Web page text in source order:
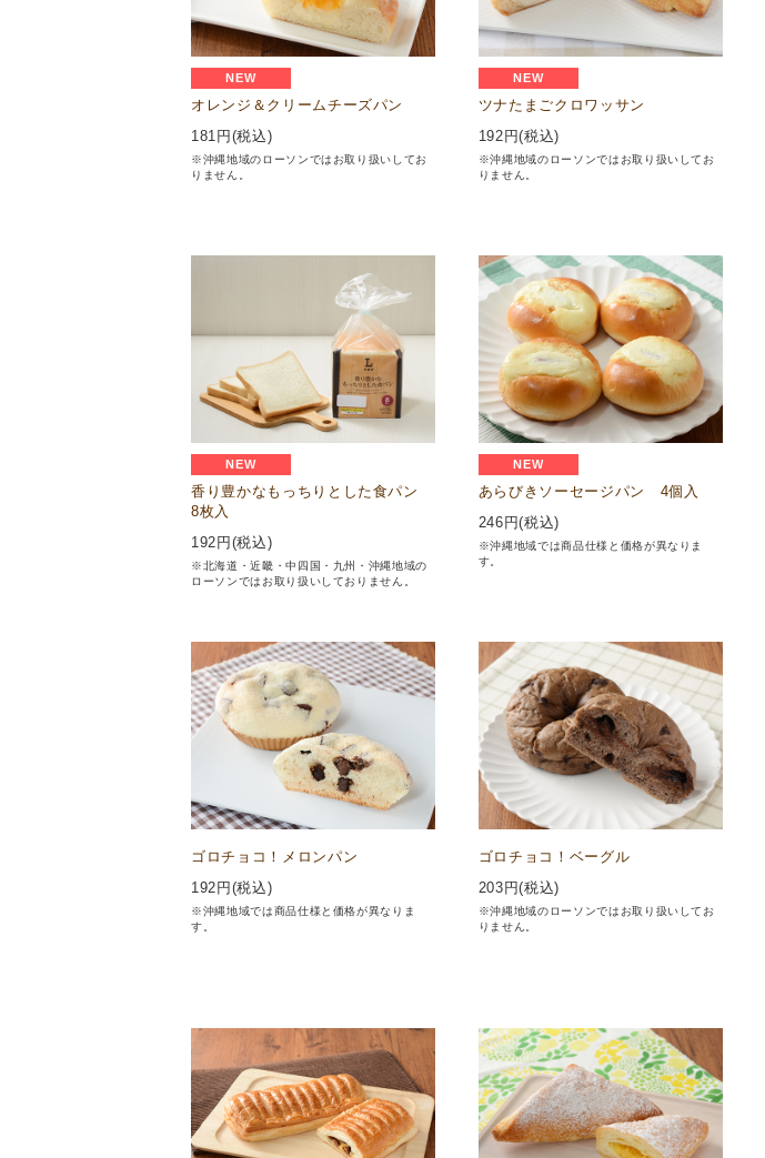
NEW
オレンジ＆クリームチーズパン
181 円(税込)
※沖縄地域のローソンではお取り扱いしてお
りません。
NEW
ツナたまごクロワッサン
192 円(税込)
※沖縄地域のローソンではお取り扱いしてお
りません。
NEW
香り豊かなもっちりとした食パン
8枚入
192 円(税込)
※北海道・近畿・中四国・九州・沖縄地域の
ローソンではお取り扱いしておりません。
NEW
あらびきソーセージパン 4個入
246 円(税込)
※沖縄地域では商品仕様と価格が異なりま
す。
ゴロチョコ！メロンパン
192 円(税込)
※沖縄地域では商品仕様と価格が異なりま
す。
ゴロチョコ！ベーグル
203 円(税込)
※沖縄地域のローソンではお取り扱いしてお
りません。